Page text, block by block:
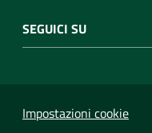
SEGUICI SU
Impostazioni cookie